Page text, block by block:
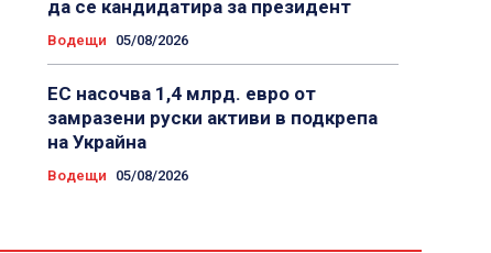
да се кандидатира за президент
Водещи 05/08/2026
ЕС насочва 1,4 млрд. евро от
замразени руски активи в подкрепа
на Украйна
Водещи 05/08/2026